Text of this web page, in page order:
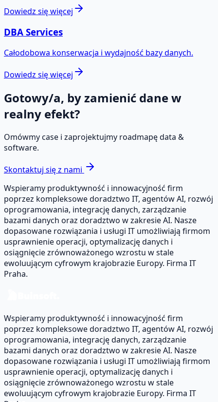
Dowiedz się więcej
DBA Services
Całodobowa konserwacja i wydajność bazy danych.
Dowiedz się więcej
Gotowy/a, by zamienić dane w
realny efekt?
Omówmy case i zaprojektujmy roadmapę data &
software.
Skontaktuj się z nami
Wspieramy produktywność i innowacyjność firm
poprzez kompleksowe doradztwo IT, agentów AI, rozwój
oprogramowania, integrację danych, zarządzanie
bazami danych oraz doradztwo w zakresie AI. Nasze
dopasowane rozwiązania i usługi IT umożliwiają firmom
usprawnienie operacji, optymalizację danych i
osiągnięcie zrównoważonego wzrostu w stale
ewoluującym cyfrowym krajobrazie Europy. Firma IT
Praha.
Wspieramy produktywność i innowacyjność firm
poprzez kompleksowe doradztwo IT, agentów AI, rozwój
oprogramowania, integrację danych, zarządzanie
bazami danych oraz doradztwo w zakresie AI. Nasze
dopasowane rozwiązania i usługi IT umożliwiają firmom
usprawnienie operacji, optymalizację danych i
osiągnięcie zrównoważonego wzrostu w stale
ewoluującym cyfrowym krajobrazie Europy. Firma IT